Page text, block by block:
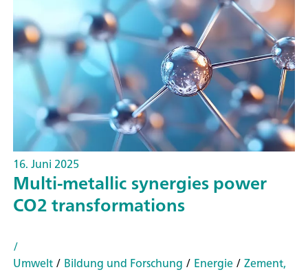
16. Juni 2025
Multi-metallic synergies power
CO2 transformations
/
Umwelt/ Bildung und Forschung / Energie/Zement,